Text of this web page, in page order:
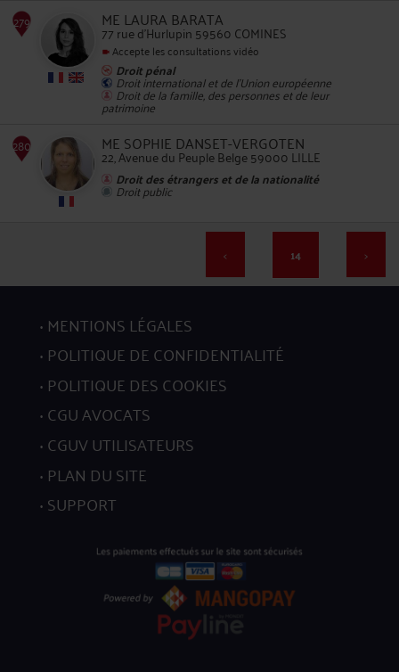
275
276
ME LAURA BARATA
77 rue d'Hurlupin 59560 COMINES
Accepte les consultations vidéo
Droit pénal
Droit international et de l'Union européenne
Droit de la famille, des personnes et de leur
patrimoine
ME SOPHIE DANSET-VERGOTEN
22, Avenue du Peuple Belge 59000 LILLE
Droit des étrangers et de la nationalité
Droit public
< 14 >
MENTIONS LÉGALES
POLITIQUE DE CONFIDENTIALITÉ
POLITIQUE DES COOKIES
CGU AVOCATS
CGUV UTILISATEURS
PLAN DU SITE
SUPPORT